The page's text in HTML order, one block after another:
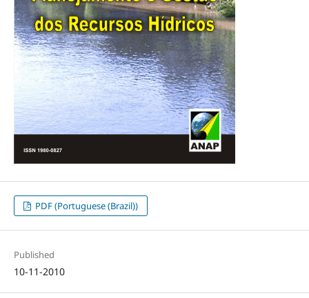
PDF (Portuguese (Brazil))
Published
10-11-2010